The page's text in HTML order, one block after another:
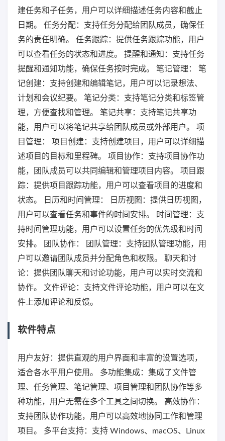
建任务和子任务，用户可以详细描述任务内容和截止
日期。 任务分配：支持任务分配给团队成员，确保任
务的责任明确。 任务跟踪：提供任务跟踪功能，用户
可以查看任务的状态和进度。 提醒和通知：支持任务
提醒和通知功能，确保任务按时完成。 笔记管理： 笔
记创建：支持创建和编辑笔记，用户可以记录想法、
计划和会议纪要。 笔记分类：支持笔记分类和标签管
理，方便查找和管理。 笔记共享：支持笔记共享功
能，用户可以将笔记共享给团队成员或外部用户。 项
目管理： 项目创建：支持创建项目，用户可以详细描
述项目的目标和里程碑。 项目协作：支持项目协作功
能，团队成员可以共同编辑和管理项目内容。 项目跟
踪：提供项目跟踪功能，用户可以查看项目的进度和
状态。 日历和时间管理： 日历视图：提供日历视图，
用户可以查看任务和事件的时间安排。 时间管理：支
持时间管理功能，用户可以设置任务的优先级和时间
安排。 团队协作： 团队管理：支持团队管理功能，用
户可以邀请团队成员并分配角色和权限。 聊天和讨
论：提供团队聊天和讨论功能，用户可以实时交流和
协作。 文件评论：支持文件评论功能，用户可以在文
件上添加评论和反馈。
软件特点
用户友好：提供直观的用户界面和丰富的设置选项，
适合各水平用户使用。 多功能集成：集成了文件管
理、任务管理、笔记管理、项目管理和团队协作等多
种功能，用户无需在多个工具之间切换。 高效协作：
支持团队协作功能，用户可以高效地协同工作和管理
项目。 多平台支持：支持 Windows、macOS、Linux